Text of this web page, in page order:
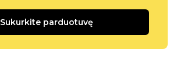
Sukurkite parduotuvę